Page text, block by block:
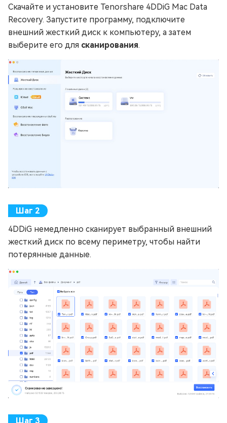
Скачайте и установите Tenorshare 4DDiG Mac Data
Recovery. Запустите программу, подключите
внешний жесткий диск к компьютеру, а затем
выберите его для сканирования.
4DDiG немедленно сканирует выбранный внешний
жесткий диск по всему периметру, чтобы найти
потерянные данные.